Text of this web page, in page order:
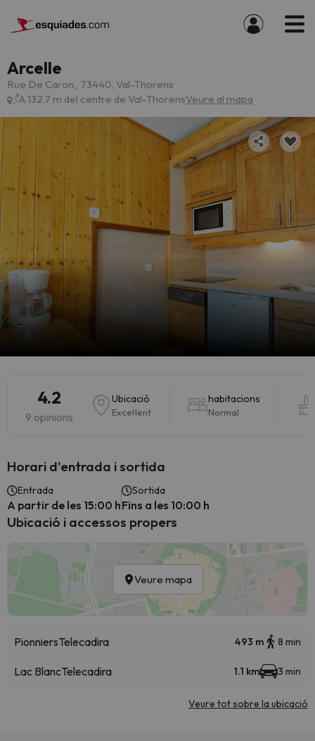
Arcelle
Rue De Caron,, 73440, Val-Thorens
A 132.7 m del centre de Val-ThorensVeure al mapa
4.2
9 opinions
Ubicació
Excel·lent
habitacions
Normal
Horari d'entrada i sortida
Entrada
A partir de les 15:00 h
Sortida
Fins a les 10:00 h
Ubicació i accessos propers
Veure mapa
PionniersTelecadira 493 m 8 min
Lac BlancTelecadira 1.1 km 3 min
Veure tot sobre la ubicació